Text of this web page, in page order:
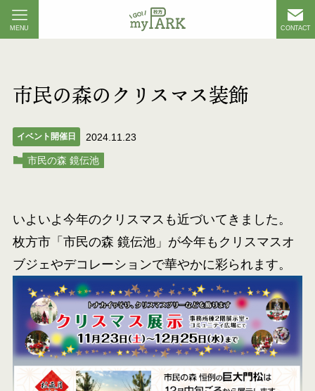
CONTACT
MENU
市民の森のクリスマス装飾
イベント開催日 2024.11.23
市民の森 鏡伝池
いよいよ今年のクリスマスも近づいてきました。
枚方市「市民の森 鏡伝池」が今年もクリスマスオ
ブジェやデコレーションで華やかに彩られます。